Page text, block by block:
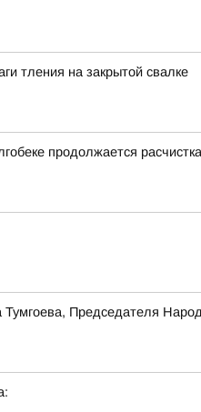
тления на закрытой свалке
продолжается расчистка
Председателя